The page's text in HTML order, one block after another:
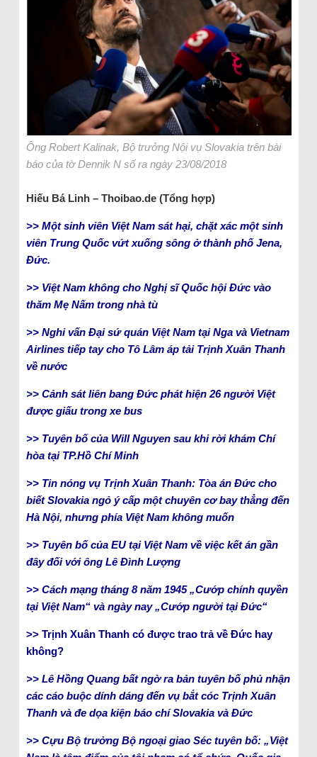
Ông Robert Kalinak, Bộ trưởng Nội vụ Slovakia trên bài
báo của tờ Dennik N số ra ngày 23/08/2018
Hiếu Bá Linh – Thoibao.de (Tổng hợp)
>> Một sinh viên Việt Nam sát hại, chặt xác một sinh
viên Trung Quốc vứt xuống sông ở thành phố Jena,
Đức.
>> Việt Nam không cho Nghị sĩ Quốc hội Đức vào
thăm Mẹ Nấm trong nhà tù
>> Nghi vấn Đại sứ quán Việt Nam tại Nga và Vietnam
Airlines tiếp tay cho Tô Lâm áp tải Trịnh Xuân Thanh
về nước
>> Cảnh sát liên bang Đức phát hiện 26 người Việt
được giấu trong xe bus
>> Tuyên bố của Will Nguyen sau khi rời khám Chí
hòa tại TP.Hồ Chí Minh
>> Tin nóng vụ Trịnh Xuân Thanh: Tòa án Đức cho
biết Slovakia ngỏ ý cấp một chuyên cơ bay thẳng đến
Hà Nội, nhưng phía Việt Nam không muốn
>> Tuyên bố của EU tại Việt Nam về việc kết án gần
đây đối với ông Lê Đình Lượng
>> Cách mạng tháng 8 năm 1945 „Cướp chính quyền
tại Việt Nam“ và ngày nay „Cướp người tại Đức“
>> Trịnh Xuân Thanh có được trao trả về Đức hay
không?
>> Lê Hồng Quang bất ngờ ra bản tuyên bố phủ nhận
các cáo buộc dính dáng đến vụ bắt cóc Trịnh Xuân
Thanh và đe dọa kiện báo chí Slovakia và Đức
>> Cựu Bộ trưởng Bộ ngoại giao Séc tuyên bố: „Việt